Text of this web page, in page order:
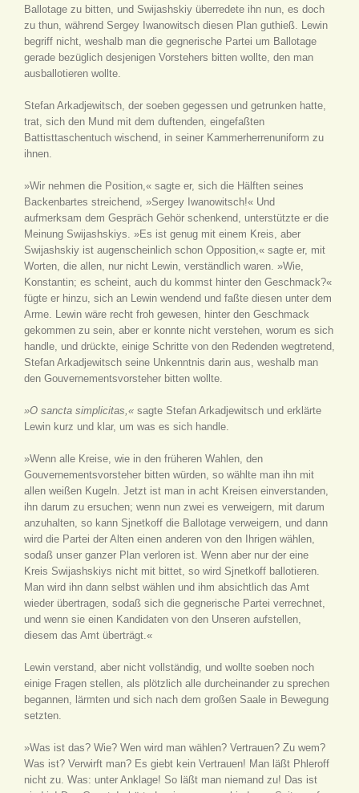
Ballotage zu bitten, und Swijashskiy überredete ihn nun, es doch
zu thun, während Sergey Iwanowitsch diesen Plan guthieß. Lewin
begriff nicht, weshalb man die gegnerische Partei um Ballotage
gerade bezüglich desjenigen Vorstehers bitten wollte, den man
ausballotieren wollte.
Stefan Arkadjewitsch, der soeben gegessen und getrunken hatte,
trat, sich den Mund mit dem duftenden, eingefaßten
Battisttaschentuch wischend, in seiner Kammerherrenuniform zu
ihnen.
»Wir nehmen die Position,« sagte er, sich die Hälften seines
Backenbartes streichend, »Sergey Iwanowitsch!« Und
aufmerksam dem Gespräch Gehör schenkend, unterstützte er die
Meinung Swijashskiys. »Es ist genug mit einem Kreis, aber
Swijashskiy ist augenscheinlich schon Opposition,« sagte er, mit
Worten, die allen, nur nicht Lewin, verständlich waren. »Wie,
Konstantin; es scheint, auch du kommst hinter den Geschmack?«
fügte er hinzu, sich an Lewin wendend und faßte diesen unter dem
Arme. Lewin wäre recht froh gewesen, hinter den Geschmack
gekommen zu sein, aber er konnte nicht verstehen, worum es sich
handle, und drückte, einige Schritte von den Redenden wegtretend,
Stefan Arkadjewitsch seine Unkenntnis darin aus, weshalb man
den Gouvernementsvorsteher bitten wollte.
»O sancta simplicitas,« sagte Stefan Arkadjewitsch und erklärte
Lewin kurz und klar, um was es sich handle.
»Wenn alle Kreise, wie in den früheren Wahlen, den
Gouvernementsvorsteher bitten würden, so wählte man ihn mit
allen weißen Kugeln. Jetzt ist man in acht Kreisen einverstanden,
ihn darum zu ersuchen; wenn nun zwei es verweigern, mit darum
anzuhalten, so kann Sjnetkoff die Ballotage verweigern, und dann
wird die Partei der Alten einen anderen von den Ihrigen wählen,
sodaß unser ganzer Plan verloren ist. Wenn aber nur der eine
Kreis Swijashskiys nicht mit bittet, so wird Sjnetkoff ballotieren.
Man wird ihn dann selbst wählen und ihm absichtlich das Amt
wieder übertragen, sodaß sich die gegnerische Partei verrechnet,
und wenn sie einen Kandidaten von den Unseren aufstellen,
diesem das Amt überträgt.«
Lewin verstand, aber nicht vollständig, und wollte soeben noch
einige Fragen stellen, als plötzlich alle durcheinander zu sprechen
begannen, lärmten und sich nach dem großen Saale in Bewegung
setzten.
»Was ist das? Wie? Wen wird man wählen? Vertrauen? Zu wem?
Was ist? Verwirft man? Es giebt kein Vertrauen! Man läßt Phleroff
nicht zu. Was: unter Anklage! So läßt man niemand zu! Das ist